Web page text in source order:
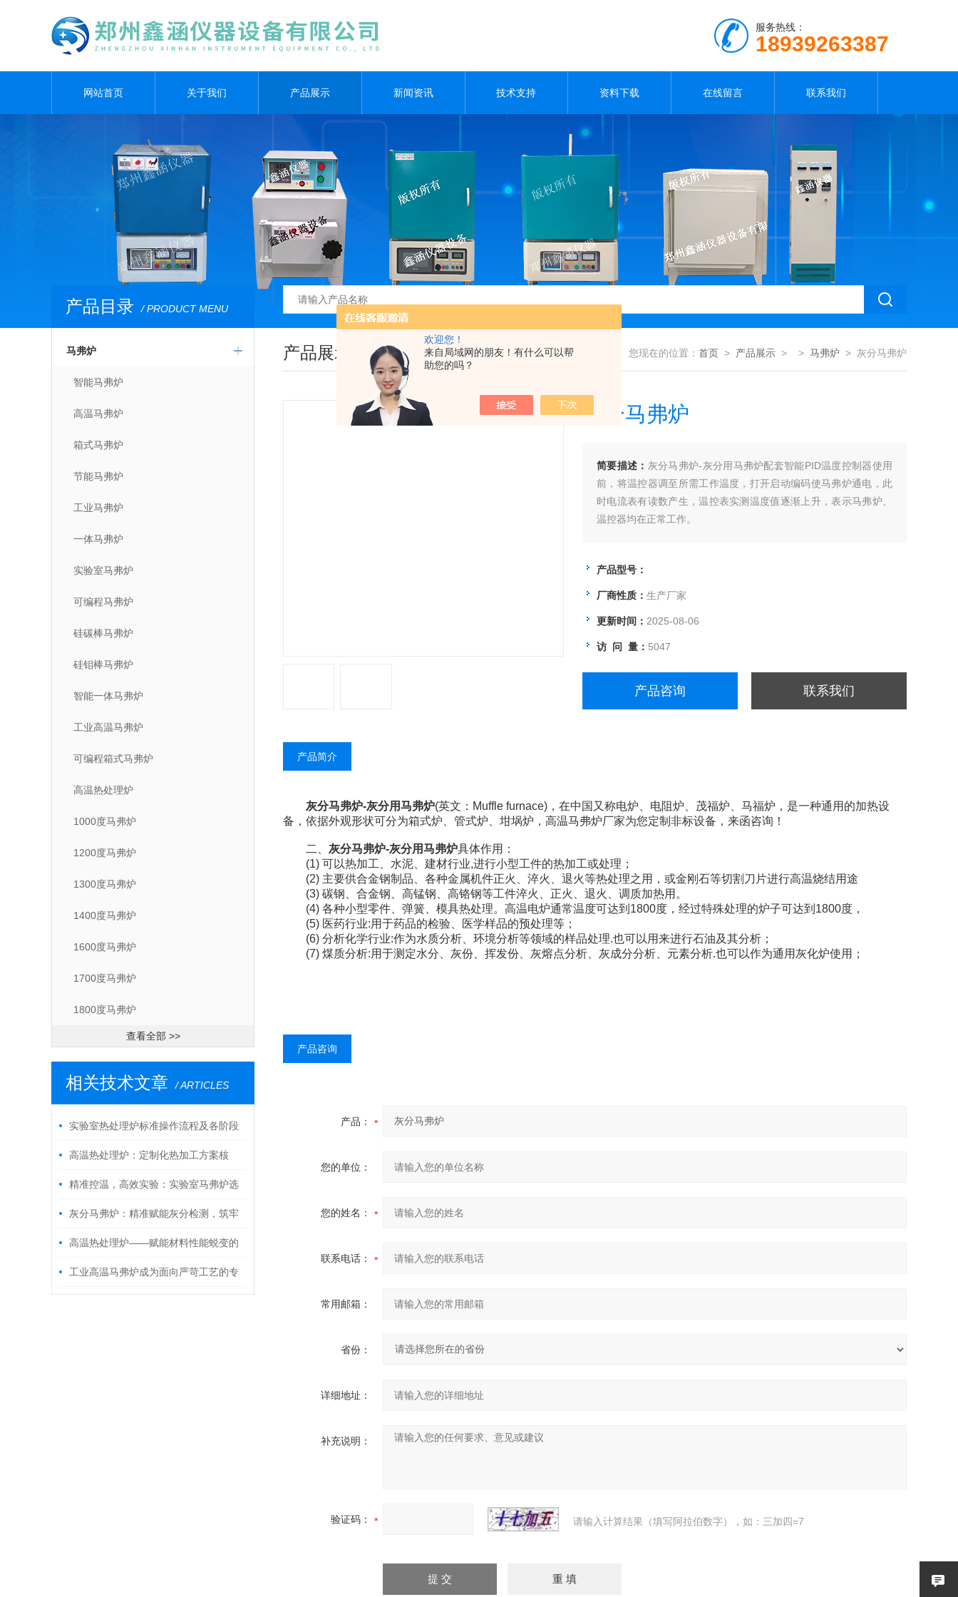
欢迎您！
来自局域网的朋友！有什么可以帮
助您的吗？
服务热线：
18939263387
网站首页 关于我们 产品展示 新闻资讯 技术支持 资料下载 在线留言 联系我们
产品目录 / PRODUCT MENU
马弗炉
智能马弗炉
高温马弗炉
箱式马弗炉
节能马弗炉
工业马弗炉
一体马弗炉
实验室马弗炉
可编程马弗炉
硅碳棒马弗炉
硅钼棒马弗炉
智能一体马弗炉
工业高温马弗炉
可编程箱式马弗炉
高温热处理炉
1000度马弗炉
1200度马弗炉
1300度马弗炉
1400度马弗炉
1600度马弗炉
1700度马弗炉
1800度马弗炉
查看全部 >>
相关技术文章 / ARTICLES
实验室热处理炉标准操作流程及各阶段
关键注意事项
高温热处理炉：定制化热加工方案核
心，助力制造品质升级
精准控温，高效实验：实验室马弗炉选
购核心参数指南
灰分马弗炉：精准赋能灰分检测，筑牢
品质把控防线
高温热处理炉——赋能材料性能蜕变的
专业引擎
工业高温马弗炉成为面向严苛工艺的专
产品展示 您现在的位置： 首页 > 产品展示 > > 马弗炉 > 灰分马弗炉
灰分马弗炉
简要描述： 灰分马弗炉-灰分用马弗炉配套智能PID温度控制器使用
前，将温控器调至所需工作温度，打开启动编码使马弗炉通电，此
时电流表有读数产生，温控表实测温度值逐渐上升，表示马弗炉、
温控器均在正常工作。
产品型号：
厂商性质： 生产厂家
更新时间： 2025-08-06
访 问 量： 5047
产品咨询 联系我们
产品简介
灰分马弗炉-灰分用马弗炉(英文：Muffle furnace)，在中国又称电炉、电阻炉、茂福炉、马福炉，是一种通用的加热设
备，依据外观形状可分为箱式炉、管式炉、坩埚炉，高温马弗炉厂家为您定制非标设备，来函咨询！
二、 灰分马弗炉-灰分用马弗炉具体作用：
(1) 可以热加工、水泥、建材行业,进行小型工件的热加工或处理；
(2) 主要供合金钢制品、各种金属机件正火、淬火、退火等热处理之用，或金刚石等切割刀片进行高温烧结用途
(3) 碳钢、合金钢、高锰钢、高铬钢等工件淬火、正火、退火、调质加热用。
(4) 各种小型零件、弹簧、模具热处理。高温电炉通常温度可达到1800度，经过特殊处理的炉子可达到1800度，
(5) 医药行业:用于药品的检验、医学样品的预处理等；
(6) 分析化学行业:作为水质分析、环境分析等领域的样品处理.也可以用来进行石油及其分析；
(7) 煤质分析:用于测定水分、灰份、挥发份、灰熔点分析、灰成分分析、元素分析.也可以作为通用灰化炉使用；
产品咨询
产品：
您的单位：
您的姓名：
联系电话：
常用邮箱：
省份：
详细地址：
补充说明：
验证码： 请输入计算结果（填写阿拉伯数字），如：三加四=7